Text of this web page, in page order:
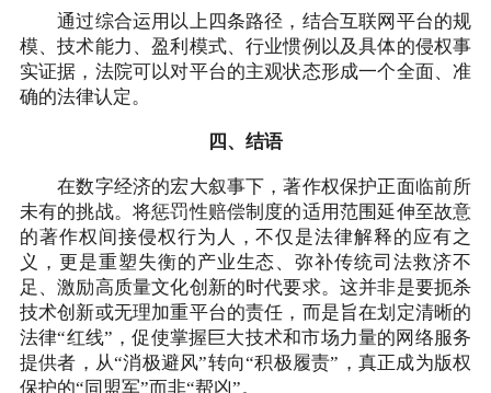
通过综合运用以上四条路径，结合互联网平台的规
模、技术能力、盈利模式、行业惯例以及具体的侵权事
实证据，法院可以对平台的主观状态形成一个全面、准
确的法律认定。
四、结语
在数字经济的宏大叙事下，著作权保护正面临前所
未有的挑战。将惩罚性赔偿制度的适用范围延伸至故意
的著作权间接侵权行为人，不仅是法律解释的应有之
义，更是重塑失衡的产业生态、弥补传统司法救济不
足、激励高质量文化创新的时代要求。这并非是要扼杀
技术创新或无理加重平台的责任，而是旨在划定清晰的
法律“红线”，促使掌握巨大技术和市场力量的网络服务
提供者，从“消极避风”转向“积极履责”，真正成为版权
保护的“同盟军”而非“帮凶”。